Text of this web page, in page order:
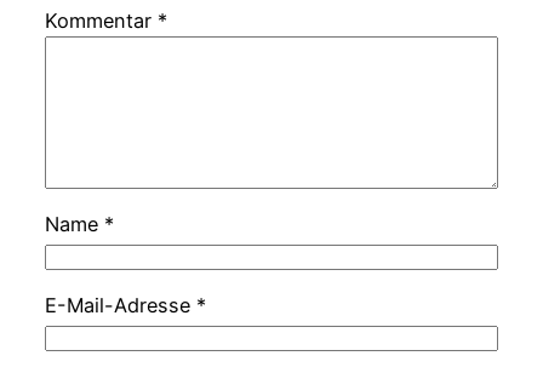
Kommentar *
Name *
E-Mail-Adresse *